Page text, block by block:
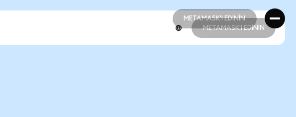
METAMASK'I EDİNİN
METAMASK'I EDİNİN
METAMASK'I EDİNİN